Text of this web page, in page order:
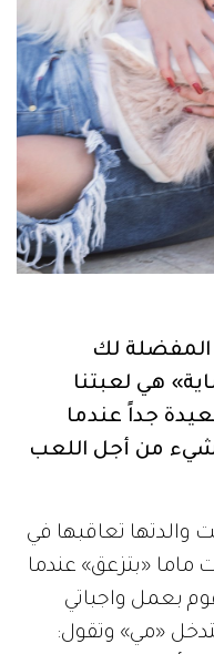
المفضلة لك
هي لعبتنا
جداً عندما
شيء من أجل اللعب
والدتها تعاقبها في
«بتزعق» عندما
بعمل واجباتي
«مي» وتقول: